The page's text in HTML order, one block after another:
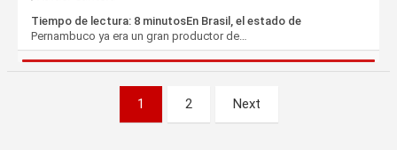
Tiempo de lectura: 8 minutosEn Brasil, el estado de
Pernambuco ya era un gran productor de…
1 2 Next